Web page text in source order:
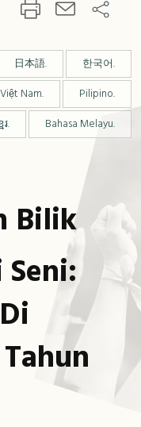
日本語.
한국어.
Nam.
Pilipino.
រ. Bahasa Melayu.
Bilik